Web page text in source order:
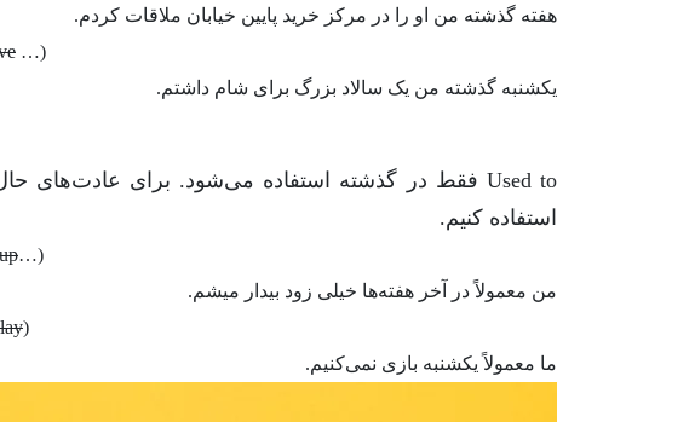
هفته گذشته من او را در مرکز خرید پایین خیابان ملاقات کردم.
…)
یکشنبه گذشته من یک سالاد بزرگ برای شام داشتم.
Used to فقط در گذشته استفاده می‌شود. برای عادت‌های حال
استفاده کنیم.
…)
من معمولاً در آخر هفته‌ها خیلی زود بیدار میشم.
)
ما معمولاً یکشنبه بازی نمی‌کنیم.